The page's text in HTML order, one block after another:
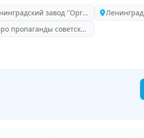
Ленинградский завод "Оргтехника", 1982
Ленинград
Бюро пропаганды советского киноискусства Союза кинематографистов СССР, 1981